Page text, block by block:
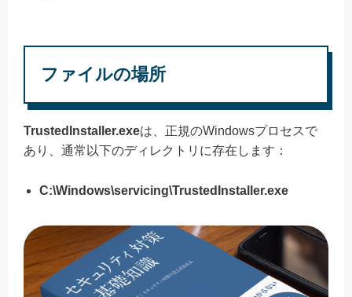
ファイルの場所
TrustedInstaller.exeは、正規のWindowsプロセスで
あり、通常以下のディレクトリに存在します：
C:\Windows\servicing\TrustedInstaller.exe